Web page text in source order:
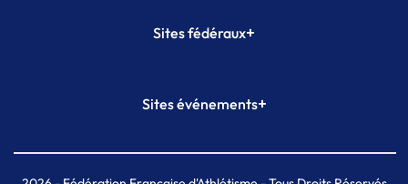
Sites fédéraux+
Plateforme Formation
Sites événements+
Meeting de Paris indoor
MAIF Ekiden de Paris